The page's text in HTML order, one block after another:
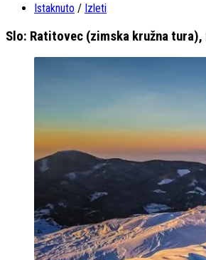
Istaknuto / Izleti
Slo: Ratitovec (zimska kružna tura),